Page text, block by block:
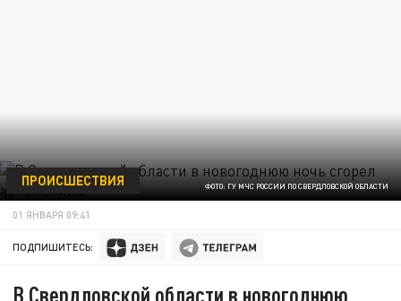
ФОТО: ГУ МЧС РОССИИ ПО СВЕРДЛОВСКОЙ ОБЛАСТИ
ПРОИСШЕСТВИЯ
01 ЯНВАРЯ 09:41
ПОДПИШИТЕСЬ:
В Свердловской области в новогоднюю